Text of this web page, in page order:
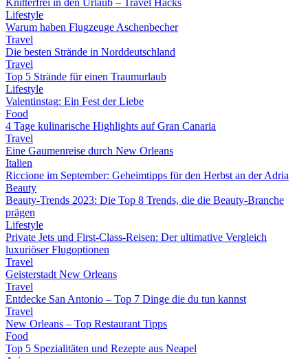
Knitterfrei in den Urlaub – Travel Hacks
Lifestyle
Warum haben Flugzeuge Aschenbecher
Travel
Die besten Strände in Norddeutschland
Travel
Top 5 Strände für einen Traumurlaub
Lifestyle
Valentinstag: Ein Fest der Liebe
Food
4 Tage kulinarische Highlights auf Gran Canaria
Travel
Eine Gaumenreise durch New Orleans
Italien
Riccione im September: Geheimtipps für den Herbst an der Adria
Beauty
Beauty-Trends 2023: Die Top 8 Trends, die die Beauty-Branche
prägen
Lifestyle
Private Jets und First-Class-Reisen: Der ultimative Vergleich
luxuriöser Flugoptionen
Travel
Geisterstadt New Orleans
Travel
Entdecke San Antonio – Top 7 Dinge die du tun kannst
Travel
New Orleans – Top Restaurant Tipps
Food
Top 5 Spezialitäten und Rezepte aus Neapel